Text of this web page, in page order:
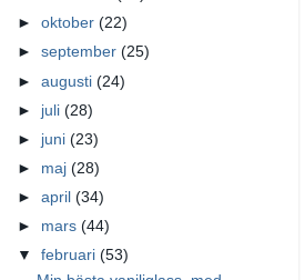
►oktober(22)
►september(25)
►augusti(24)
► juli(28)
► juni(23)
► maj(28)
►april(34)
► mars(44)
▼februari(53)